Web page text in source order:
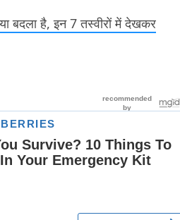
बदला है, इन 7 तस्वीरों में देखकर